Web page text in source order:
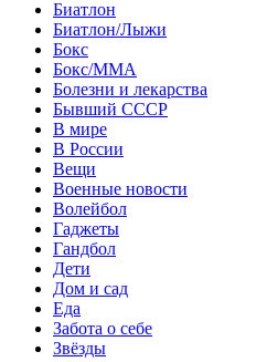
Биатлон
Биатлон/Лыжи
Бокс
Бокс/MMA
Болезни и лекарства
Бывший СССР
В мире
В России
Вещи
Военные новости
Волейбол
Гаджеты
Гандбол
Дети
Дом и сад
Еда
Забота о себе
Звёзды